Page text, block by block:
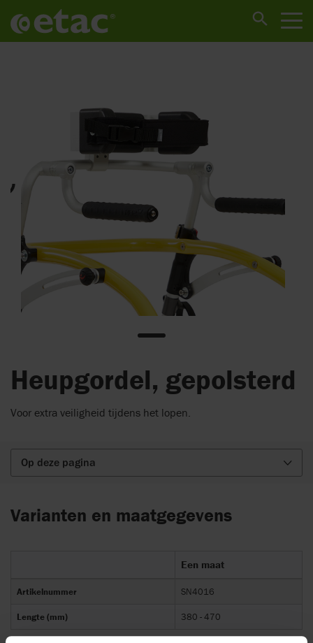
Heupgordel, gepolsterd
Voor extra veiligheid tijdens het lopen.
Op deze pagina
Varianten en maatgegevens
Een maat
Artikelnummer SN4016
Lengte (mm) 380 - 470